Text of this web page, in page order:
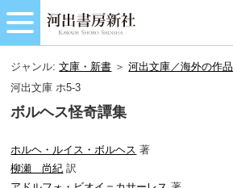
ジャンル:文庫・新書 ＞河出文庫／海外の作品
河出文庫 ホ5-3
ボルヘス怪奇譚集
ホルヘ・ルイス・ボルヘス 著
柳瀬 尚紀 訳